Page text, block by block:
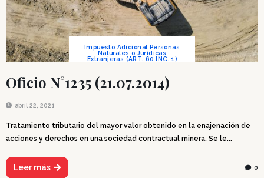
Impuesto Adicional Personas
Naturales o Jurídicas
Extranjeras (ART. 60 INC. 1)
Oficio N°1235 (21.07.2014)
abril 22, 2021
Tratamiento tributario del mayor valor obtenido en la enajenación de
acciones y derechos en una sociedad contractual minera. Se le...
Leer más 0